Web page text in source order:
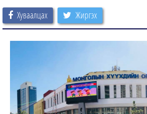
Хуваалцах Жиргэх